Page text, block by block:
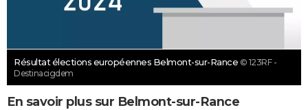
Résultat élections européennes Belmont-sur-Rance © 123RF -
Destinacigdem
En savoir plus sur Belmont-sur-Rance